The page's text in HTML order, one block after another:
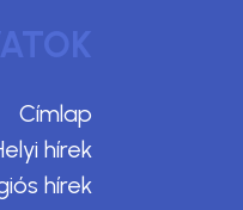
Címlap
hírek
hírek